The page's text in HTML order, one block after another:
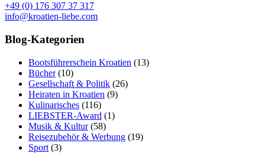
+49 (0) 176 307 37 317
info@kroatien-liebe.com
Blog-Kategorien
Bootsführerschein Kroatien (13)
Bücher(10)
Gesellschaft & Politik (26)
Heiraten in Kroatien (9)
Kulinarisches (116)
LIEBSTER-Award (1)
Musik & Kultur(58)
Reisezubehör & Werbung (19)
Sport (3)